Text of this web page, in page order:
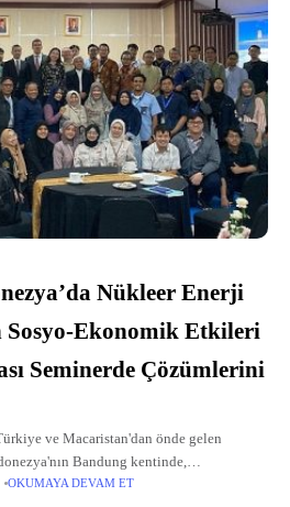
Nükleer Enerji
Sosyo-Ekonomik Etkileri
Seminerde Çözümlerini
ve Macaristan'dan önde gelen
Bandung kentinde,
Teknolojiler ve Nükleer Güç Santrali
OKUMAYA DEVAM ET